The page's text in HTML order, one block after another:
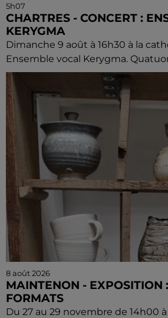
5h07
CHARTRES - CONCERT :
KERYGMA
Dimanche 9 août à 16h30 à la
Ensemble vocal Kerygma.
8 août 2026
MAINTENON - EXPOSITION
FORMATS
Du 27 au 29 novembre de 14h00